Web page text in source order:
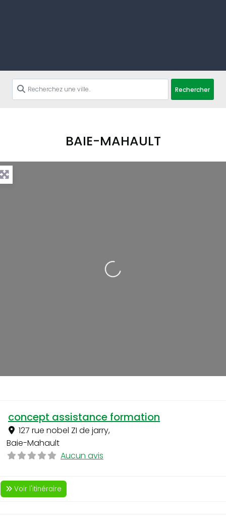
Rechercher
BAIE-MAHAULT
Loading...
concept assistance formation
127 rue nobel ZI de jarry,
Baie-Mahault
Aucun avis
Voir l'itinéraire